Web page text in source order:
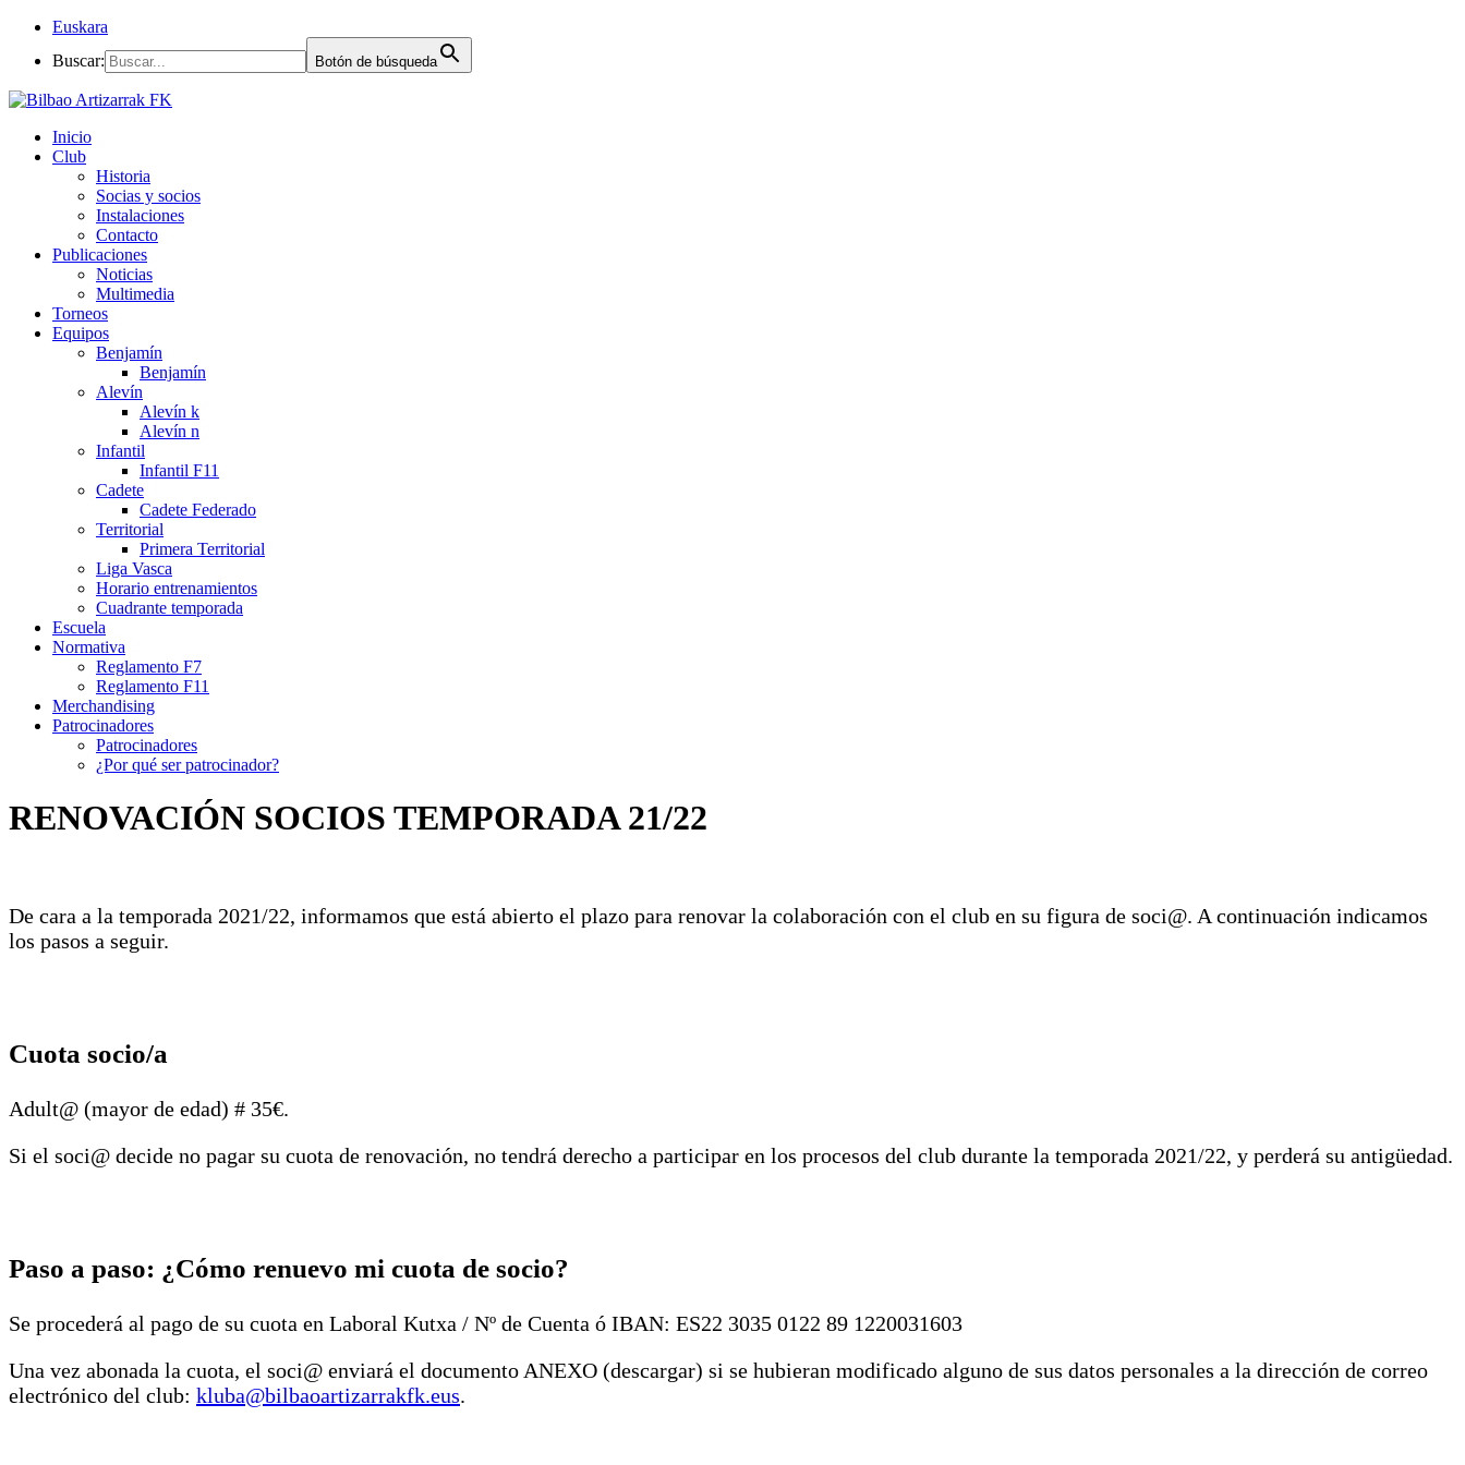
Euskara
Buscar:
Botón de búsqueda
Inicio
Club
Historia
Socias y socios
Instalaciones
Contacto
Publicaciones
Noticias
Multimedia
Torneos
Equipos
Benjamín
Benjamín
Alevín
Alevín k
Alevín n
Infantil
Infantil F11
Cadete
Cadete Federado
Territorial
Primera Territorial
Liga Vasca
Horario entrenamientos
Cuadrante temporada
Escuela
Normativa
Reglamento F7
Reglamento F11
Merchandising
Patrocinadores
Patrocinadores
¿Por qué ser patrocinador?
RENOVACIÓN SOCIOS TEMPORADA 21/22
De cara a la temporada 2021/22, informamos que está abierto el plazo para renovar la colaboración con el club en su figura de soci@. A continuación indicamos
los pasos a seguir.
Cuota socio/a
Adult@ (mayor de edad) # 35€.
Si el soci@ decide no pagar su cuota de renovación, no tendrá derecho a participar en los procesos del club durante la temporada 2021/22, y perderá su antigüedad.
Paso a paso: ¿Cómo renuevo mi cuota de socio?
Se procederá al pago de su cuota en Laboral Kutxa / Nº de Cuenta ó IBAN: ES22 3035 0122 89 1220031603
Una vez abonada la cuota, el soci@ enviará el documento ANEXO (descargar) si se hubieran modificado alguno de sus datos personales a la dirección de correo
electrónico del club: kluba@bilbaoartizarrakfk.eus.